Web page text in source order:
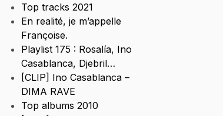
Top tracks 2021
En realité, je m’appelle
Françoise.
Playlist 175 : Rosalía, Ino
Casablanca, Djebril…
[CLIP] Ino Casablanca –
DIMA RAVE
Top albums 2010